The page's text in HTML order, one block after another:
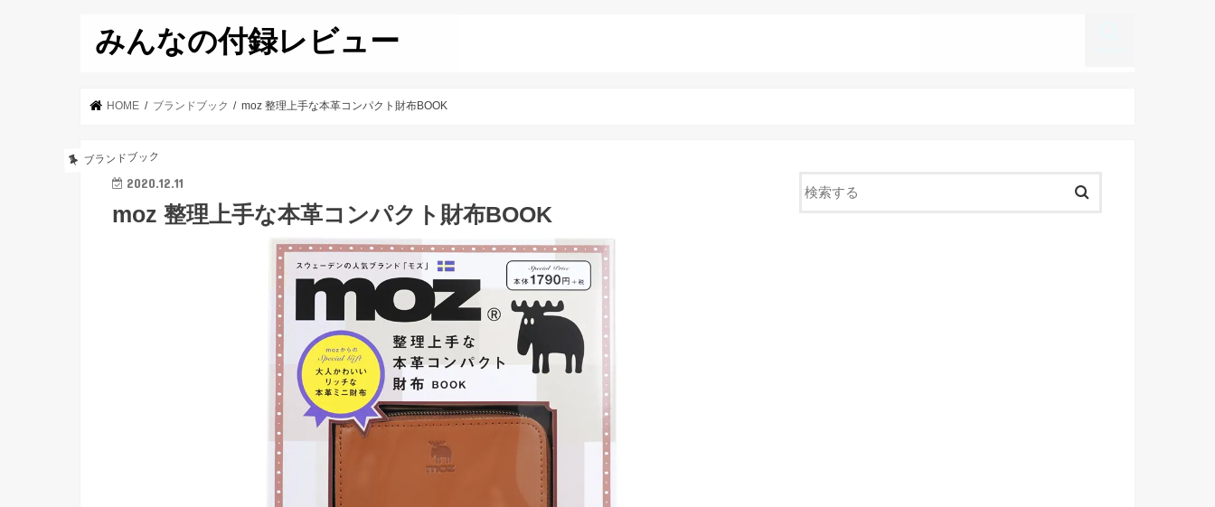
みんなの付録レビュー
HOME ブランドブック moz 整理上手な本革コンパクト財布BOOK
ブランドブック
2020.12.11
moz 整理上手な本革コンパクト財布BOOK